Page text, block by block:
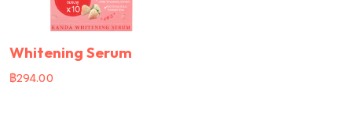
Whitening Serum
฿294.00